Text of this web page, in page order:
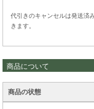
代引きのキャンセルは発送済
きます。
商品について
商品の状態